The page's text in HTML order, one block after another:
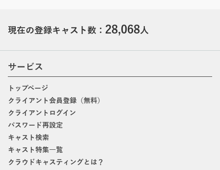
現在の登録キャスト数： 28,068人
サービス
トップページ
クライアント会員登録（無料）
クライアントログイン
パスワード再設定
キャスト検索
キャスト特集一覧
クラウドキャスティングとは？